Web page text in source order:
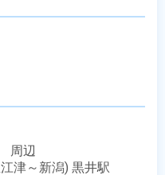
周辺
津～新潟) 黒井駅